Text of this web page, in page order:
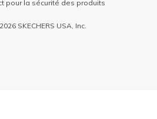
pour la sécurité des produits
SKECHERS USA, Inc.